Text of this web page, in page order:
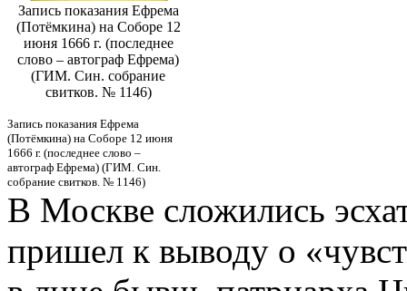
Запись показания Ефрема
(Потёмкина) на Соборе 12
июня 1666 г. (последнее
слово – автограф Ефрема)
(ГИМ. Син. собрание
свитков. № 1146)
Запись показания Ефрема
(Потёмкина) на Соборе 12 июня
1666 г. (последнее слово –
автограф Ефрема) (ГИМ. Син.
собрание свитков. № 1146)
В Москве сложились
пришел к выводу о